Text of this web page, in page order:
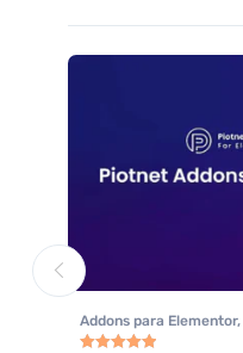
Addons para Elementor,
Formulários